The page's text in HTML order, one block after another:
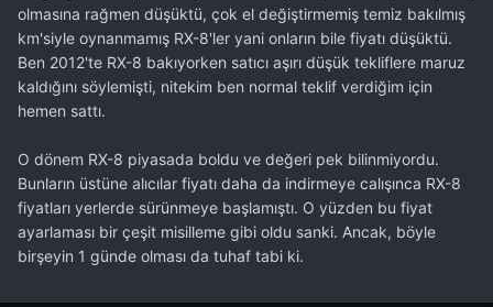
olmasına rağmen düşüktü, çok el değiştirmemiş temiz bakılmış
km'siyle oynanmamış RX-8'ler yani onların bile fiyatı düşüktü.
Ben 2012'te RX-8 bakıyorken satıcı aşırı düşük tekliflere maruz
kaldığını söylemişti, nitekim ben normal teklif verdiğim için
hemen sattı.
O dönem RX-8 piyasada boldu ve değeri pek bilinmiyordu.
Bunların üstüne alıcılar fiyatı daha da indirmeye calışınca RX-8
fiyatları yerlerde sürünmeye başlamıştı. O yüzden bu fiyat
ayarlaması bir çeşit misilleme gibi oldu sanki. Ancak, böyle
birşeyin 1 günde olması da tuhaf tabi ki.